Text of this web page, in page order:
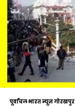
पूर्वांचल भारत न्यूज़ गोरखपुर